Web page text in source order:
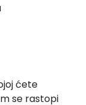
ćete
se rastopi